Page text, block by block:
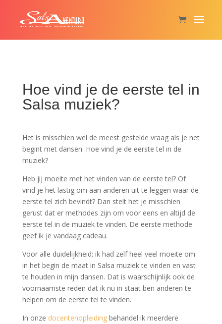
Hoe vind je de eerste tel in
Salsa muziek?
Het is misschien wel de meest gestelde vraag als je net
begint met dansen. Hoe vind je de eerste tel in de
muziek?
Heb jij moeite met het vinden van de eerste tel? Of
vind je het lastig om aan anderen uit te leggen waar de
eerste tel zich bevindt? Dan stelt het je misschien
gerust dat er methodes zijn om voor eens en altijd de
eerste tel in de muziek te vinden. De eerste methode
geef ik je vandaag cadeau.
Voor alle duidelijkheid; ik had zelf heel veel moeite om
in het begin de maat in Salsa muziek te vinden en vast
te houden in mijn dansen. Dat is waarschijnlijk ook de
voornaamste reden dat ik nu in staat ben anderen te
helpen om de eerste tel te vinden.
In onze docentenopleidingbehandel ik meerdere